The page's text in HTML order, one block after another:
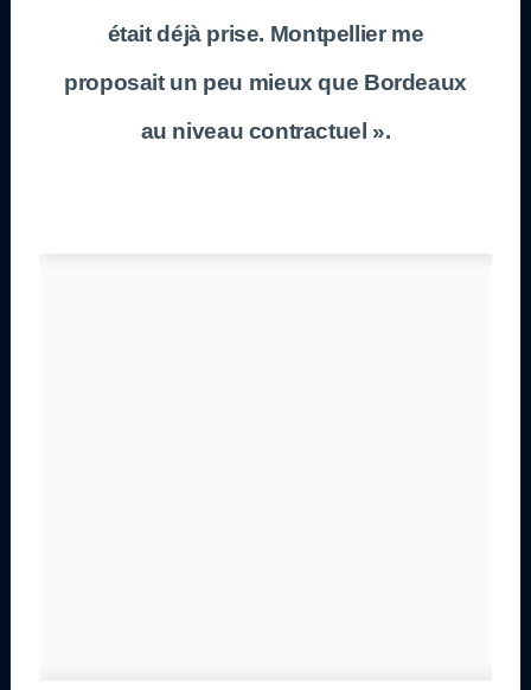
était déjà prise. Montpellier me
proposait un peu mieux que Bordeaux
au niveau contractuel ».